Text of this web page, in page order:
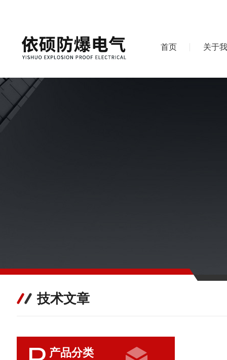
首页 关于
技术文章
产品分类